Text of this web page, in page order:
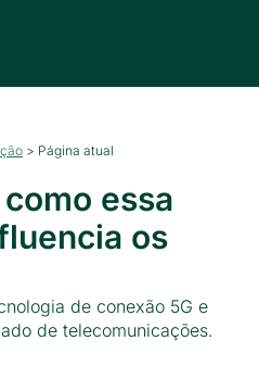
> Página atual
essa
os
de conexão 5G e
de telecomunicações.